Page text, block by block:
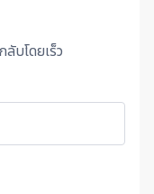
บโดยเร็ว